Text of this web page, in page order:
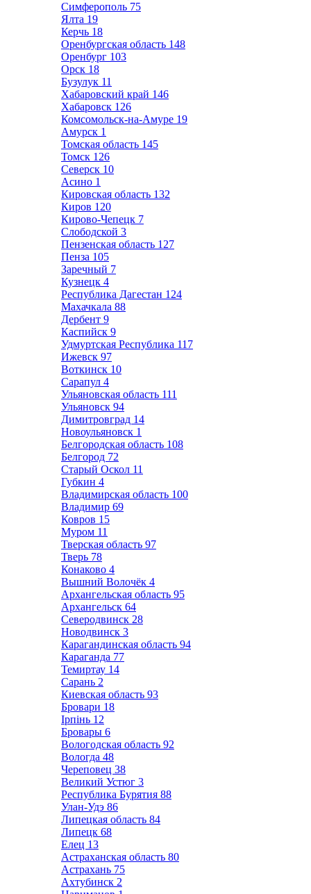
Симферополь 75
Ялта 19
Керчь 18
Оренбургская область 148
Оренбург 103
Орск 18
Бузулук 11
Хабаровский край 146
Хабаровск 126
Комсомольск-на-Амуре 19
Амурск 1
Томская область 145
Томск 126
Северск 10
Асино 1
Кировская область 132
Киров 120
Кирово-Чепецк 7
Слободской 3
Пензенская область 127
Пенза 105
Заречный 7
Кузнецк 4
Республика Дагестан 124
Махачкала 88
Дербент 9
Каспийск 9
Удмуртская Республика 117
Ижевск 97
Воткинск 10
Сарапул 4
Ульяновская область 111
Ульяновск 94
Димитровград 14
Новоульяновск 1
Белгородская область 108
Белгород 72
Старый Оскол 11
Губкин 4
Владимирская область 100
Владимир 69
Ковров 15
Муром 11
Тверская область 97
Тверь 78
Конаково 4
Вышний Волочёк 4
Архангельская область 95
Архангельск 64
Северодвинск 28
Новодвинск 3
Карагандинская область 94
Караганда 77
Темиртау 14
Сарань 2
Киевская область 93
Бровари 18
Ірпінь 12
Бровары 6
Вологодская область 92
Вологда 48
Череповец 38
Великий Устюг 3
Республика Бурятия 88
Улан-Удэ 86
Липецкая область 84
Липецк 68
Елец 13
Астраханская область 80
Астрахань 75
Ахтубинск 2